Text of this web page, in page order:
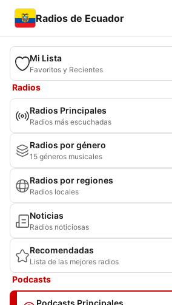
Radios de Ecuador
Mi Lista
Favoritos y Recientes
Radios
Radios Principales
Radios más escuchadas
Radios por género
15 géneros musicales
Radios por regiones
Radios locales
Noticias
Radios noticiosas
Recomendadas
Lista de las mejores radios
Podcasts
Podcasts Principales